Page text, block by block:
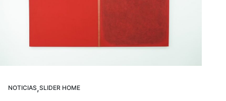
NOTICIAS,SLIDER HOME